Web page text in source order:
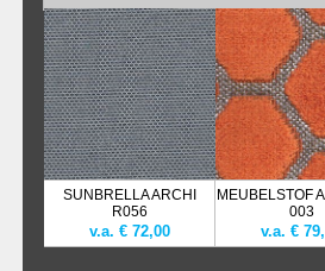
SUNBRELLA ARCHI
R056
v.a. € 72,00
MEUBELSTOF
003
v.a. €